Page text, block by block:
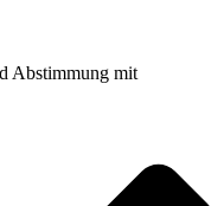
Abstimmung mit